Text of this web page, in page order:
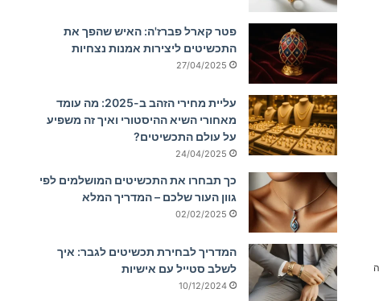
פטר קארל פברז'ה: האיש שהפך את
התכשיטים ליצירות אמנות נצחיות
27/04/2025
עליית מחירי הזהב ב-2025: מה עומד
מאחורי השיא ההיסטורי ואיך זה משפיע
על עולם התכשיטים?
24/04/2025
כך תבחרו את התכשיטים המושלמים לפי
גוון העור שלכם – המדריך המלא
02/02/2025
המדריך לבחירת תכשיטים לגבר: איך
לשלב סטייל עם אישיות
10/12/2024